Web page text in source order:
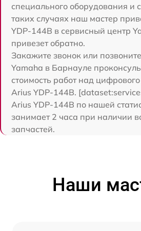
специального оборудования и
таких случаях наш мастер
YDP-144B в сервисный центр
привезет обратно.
Закажите звонок или
Yamaha в Барнауле
стоимость работ над
Arius YDP-144B.
Arius YDP-144B по нашей
занимает 2 часа при наличии
запчастей.
Наши